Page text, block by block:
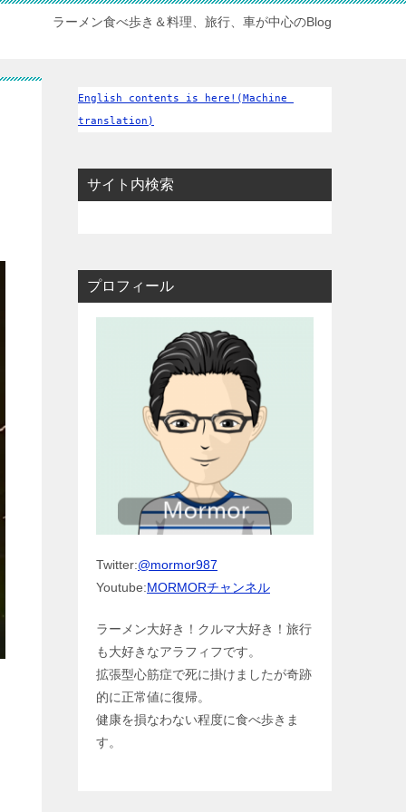
ラーメン食べ歩き＆料理、旅行、車が中心のBlog
English contents is here!(Machine
translation)
サイト内検索
プロフィール
Twitter:@mormor987
Youtube:MORMORチャンネル
ラーメン大好き！クルマ大好き！旅行
も大好きなアラフィフです。
拡張型心筋症で死に掛けましたが奇跡
的に正常値に復帰。
健康を損なわない程度に食べ歩きま
す。